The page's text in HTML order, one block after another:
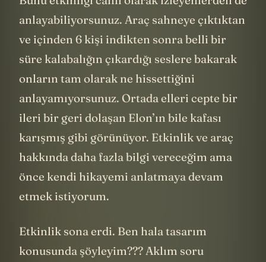
Bunu etkinliği canlı olarak izleyenlerden de
anlayabiliyorsunuz. Araç sahneye çıktıktan
ve içinden 6 kişi indikten sonra belli bir
süre kalabalığın çıkardığı seslere bakarak
onların tam olarak ne hissettiğini
anlayamıyorsunuz. Ortada elleri cepte bir
ileri bir geri dolaşan Elon’ın bile kafası
karışmış gibi görünüyor. Etkinlik ve araç
hakkında daha fazla bilgi vereceğim ama
önce kendi hikayemi anlatmaya devam
Etkinlik sona erdi. Ben hala tasarım